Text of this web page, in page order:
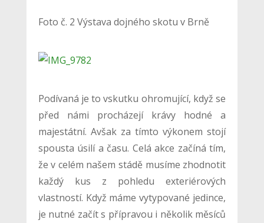
Foto č. 2 Výstava dojného skotu v Brně
Podívaná je to vskutku ohromující, když se
před námi procházejí krávy hodné a
majestátní. Avšak za tímto výkonem stojí
spousta úsilí a času. Celá akce začíná tím,
že v celém našem stádě musíme zhodnotit
každý kus z pohledu exteriérových
vlastností. Když máme vytypované jedince,
je nutné začít s přípravou i několik měsíců